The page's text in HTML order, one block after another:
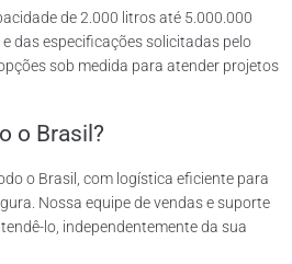
de 2.000 litros até 5.000.000
das especificações solicitadas pelo
sob medida para atender projetos
o Brasil?
o Brasil, com logística eficiente para
Nossa equipe de vendas e suporte
lo, independentemente da sua